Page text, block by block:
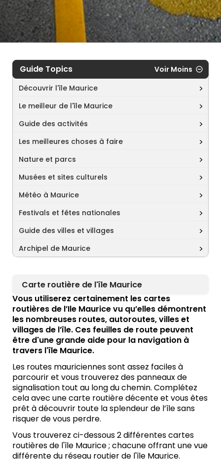
Guide Topics
Voir Moins
Découvrir l'île Maurice
Le meilleur de l'île Maurice
Guide des activités
Les meilleures choses à faire
Nature et parcs
Musées et sites culturels
Météo à Maurice
Festivals et fêtes nationales
Guide des villes et villages
Archipel de Maurice
Carte routière de l'île Maurice
Vous utiliserez certainement les cartes
routières de l’Ile Maurice vu qu’elles démontrent
les nombreuses routes, autoroutes, villes et
villages de l’île. Ces feuilles de route peuvent
être d'une grande aide pour la navigation à
travers l'île Maurice.
Les routes mauriciennes sont assez faciles à
parcourir et vous trouverez des panneaux de
signalisation tout au long du chemin. Complétez
cela avec une carte routière décente et vous êtes
prêt à découvrir toute la splendeur de l’île sans
risquer de vous perdre.
Vous trouverez ci-dessous 2 différentes cartes
routières de l'île Maurice ; chacune offrant une vue
différente du réseau routier de l'île Maurice.